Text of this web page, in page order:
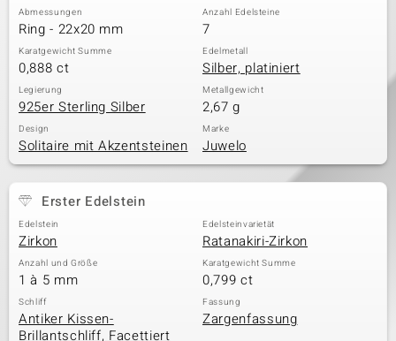
Classics
Abmessungen
Ring - 22x20 mm
Anzahl Edelsteine
7
Karatgewicht Summe
0,888 ct
Edelmetall
Silber, platiniert
Legierung
925er Sterling Silber
Metallgewicht
2,67 g
Design
Solitaire mit Akzentsteinen
Marke
Juwelo
Erster Edelstein
Edelstein
Zirkon
Edelsteinvarietät
Ratanakiri-Zirkon
Anzahl und Größe
1 à 5 mm
Karatgewicht Summe
0,799 ct
Schliff
Antiker Kissen-
Brillantschliff, Facettiert
Fassung
Zargenfassung